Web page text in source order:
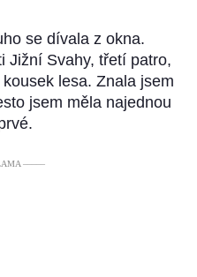
se dívala z okna.
Jižní Svahy, třetí patro,
lesa. Znala jsem
jsem měla najednou
–––––